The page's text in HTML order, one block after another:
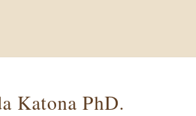
Katona PhD.